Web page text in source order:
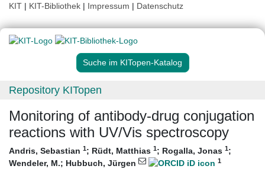
KIT | KIT-Bibliothek | Impressum | Datenschutz
Suche im KITopen-Katalog
Repository KITopen
Monitoring of antibody-drug conjugation
reactions with UV/Vis spectroscopy
Andris, Sebastian 1; Rüdt, Matthias 1; Rogalla, Jonas 1;
Wendeler, M.; Hubbuch, Jürgen 1